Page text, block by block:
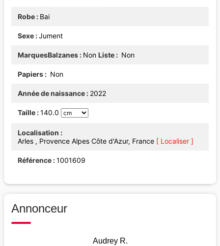
Robe Bai
Sexe Jument
MarquesBalzanes Non Liste Non
Papiers Non
Année de naissance 2022
Taille 140.0
Localisation
Arles , Provence Alpes Côte d'Azur, France [ Localiser ]
Référence 1001609
Annonceur
Audrey R.